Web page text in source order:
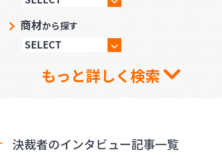
商材から探す
もっと詳しく検索
決裁者のインタビュー記事一覧